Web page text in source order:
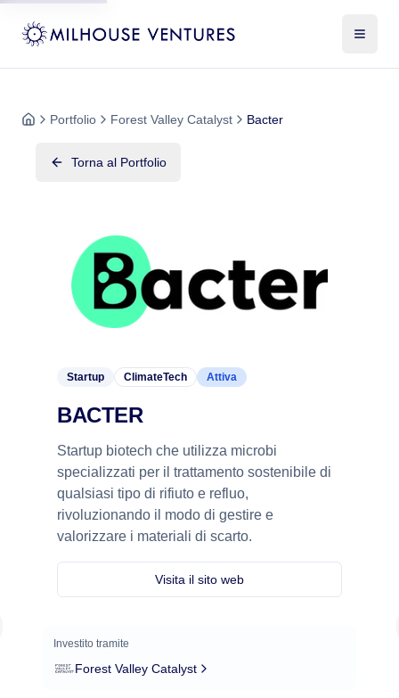
Portfolio Forest Valley Catalyst Bacter
Torna al Portfolio
Startup ClimateTech Attiva
BACTER
Startup biotech che utilizza microbi
specializzati per il trattamento sostenibile di
qualsiasi tipo di rifiuto e refluo,
rivoluzionando il modo di gestire e
valorizzare i materiali di scarto.
Visita il sito web
Investito tramite
Forest Valley Catalyst